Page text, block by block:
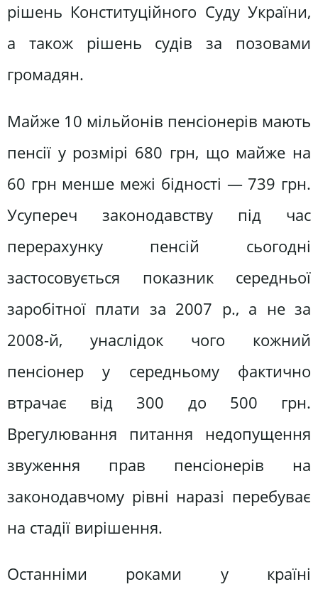
рішень Конституційного Суду України,
а також рішень судів за позовами
громадян.
Майже 10 мільйонів пенсіонерів мають
пенсії у розмірі 680 грн, що майже на
60 грн менше межі бідності — 739 грн.
Усупереч законодавству під час
перерахунку пенсій сьогодні
застосовується показник середньої
заробітної плати за 2007 р., а не за
2008-й, унаслідок чого кожний
пенсіонер у середньому фактично
втрачає від 300 до 500 грн.
Врегулювання питання недопущення
звуження прав пенсіонерів на
законодавчому рівні наразі перебуває
на стадії вирішення.
Останніми роками у країні